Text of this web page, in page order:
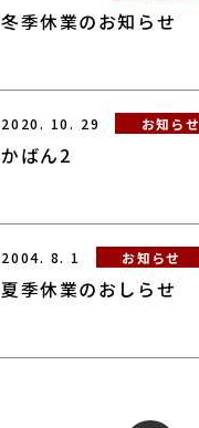
冬季休業のお知らせ
2020. 10. 29 お知らせ
かばん2
2004. 8. 1 お知らせ
夏季休業のおしらせ